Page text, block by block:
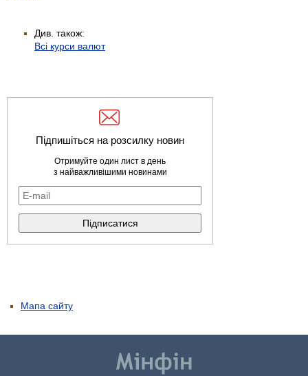
Див. також:
Всі курси валют
Підпишіться на розсилку новин
Отримуйте один лист в день
з найважливішими новинами
Мапа сайту